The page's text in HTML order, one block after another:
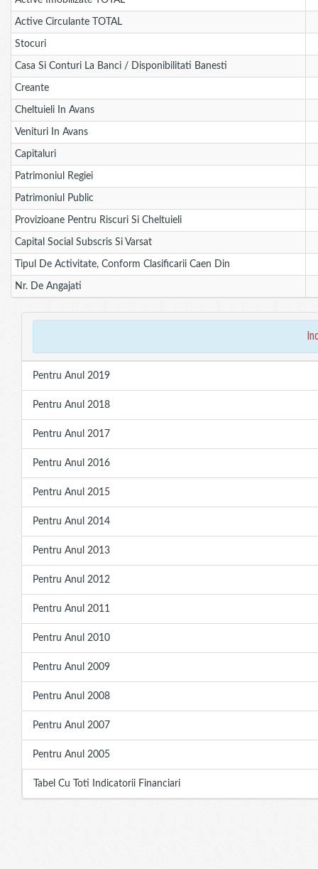
Active Circulante TOTAL
Stocuri
Casa Si Conturi La Banci / Disponibilitati Banesti
Creante
Cheltuieli In Avans
Venituri In Avans
Capitaluri
Patrimoniul Regiei
Patrimoniul Public
Provizioane Pentru Riscuri Si Cheltuieli
Capital Social Subscris Si Varsat
Tipul De Activitate, Conform Clasificarii Caen Din
Nr. De Angajati
Pentru Anul 2019
Pentru Anul 2018
Pentru Anul 2017
Pentru Anul 2016
Pentru Anul 2015
Pentru Anul 2014
Pentru Anul 2013
Pentru Anul 2012
Pentru Anul 2011
Pentru Anul 2010
Pentru Anul 2009
Pentru Anul 2008
Pentru Anul 2007
Pentru Anul 2005
Tabel Cu Toti Indicatorii Financiari